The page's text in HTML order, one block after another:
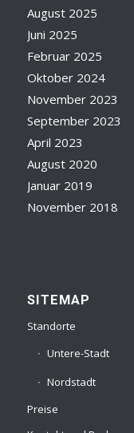
August 2025
Juni 2025
Februar 2025
Oktober 2024
November 2023
September 2023
April 2023
August 2020
Januar 2019
November 2018
SITEMAP
Standorte
Untere-Stadt
Nordstadt
Preise